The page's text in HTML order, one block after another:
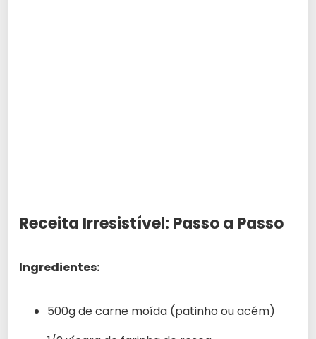
Receita Irresistível: Passo a Passo
Ingredientes:
500g de carne moída (patinho ou acém)